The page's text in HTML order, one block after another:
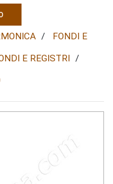
FONDI E
E REGISTRI